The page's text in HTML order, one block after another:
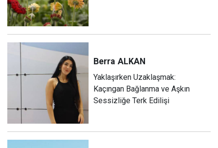
Berra ALKAN
Yaklaşırken Uzaklaşmak:
Kaçıngan Bağlanma ve Aşkın
Sessizliğe Terk Edilişi